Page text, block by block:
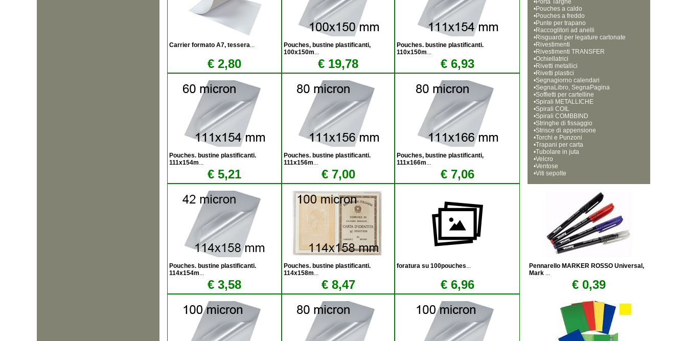
Carrier formato A7, tessera...
€ 2,80
Pouches, bustine plastificanti,
100x150m...
€ 19,78
Pouches. bustine plastificanti.
110x150m...
€ 6,93
Pouches. bustine plastificanti.
111x154m...
€ 5,21
Pouches. bustine plastificanti.
111x156m...
€ 7,00
Pouches, bustine plastificanti,
111x166m...
€ 7,06
Pouches. bustine plastificanti.
114x154m...
€ 3,58
Pouches. bustine plastificanti.
114x158m...
€ 8,47
foratura su 100pouches...
€ 6,96
•Porta Targhe
•Pouches a caldo
•Pouches a freddo
•Punte per trapano
•Raccoglitori ad anelli
•Risguardi per legature cartonate
•Rivestimenti
•Rivestimenti TRANSFER
•Ochiellatrici
•Rivetti metallici
•Rivetti plastici
•Segnagiorno calendari
•SegnaLibro, SegnaPagina
•Soffietti per cartelline
•Spirali METALLICHE
•Spirali COIL
•Spirali COMBBIND
•Stringhe di fissaggio
•Strisce di appensione
•Torchi e Punzoni
•Trapani per carta
•Tubolare in juta
•Velcro
•Ventose
•Viti sepolte
Pennarello MARKER ROSSO Universal,
Mark ...
€ 0,39